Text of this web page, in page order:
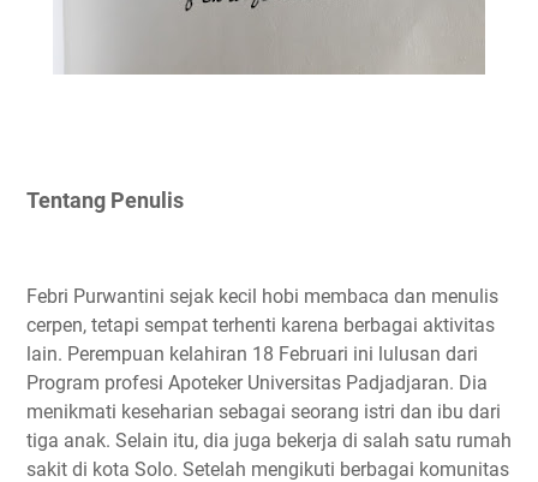
Tentang Penulis
Febri Purwantini sejak kecil hobi membaca dan menulis
cerpen, tetapi sempat terhenti karena berbagai aktivitas
lain. Perempuan kelahiran 18 Februari ini lulusan dari
Program profesi Apoteker Universitas Padjadjaran. Dia
menikmati keseharian sebagai seorang istri dan ibu dari
tiga anak. Selain itu, dia juga bekerja di salah satu rumah
sakit di kota Solo. Setelah mengikuti berbagai komunitas